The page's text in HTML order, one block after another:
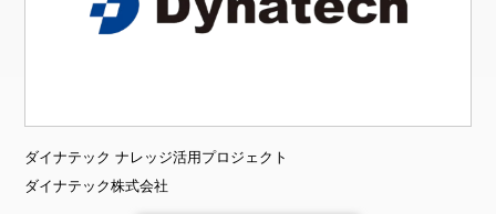
ダイナテック ナレッジ活用プロジェクト
ダイナテック株式会社